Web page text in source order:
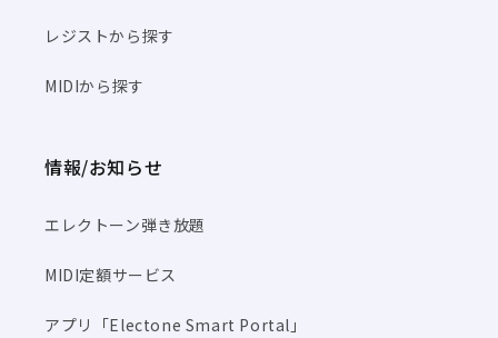
レジストから探す
MIDIから探す
情報/お知らせ
エレクトーン弾き放題
MIDI定額サービス
アプリ「Electone Smart Portal」